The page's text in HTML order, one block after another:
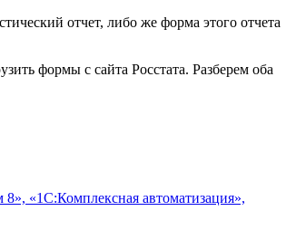
отчет, либо же форма этого отчета
формы с сайта Росстата. Разберем оба
«1С:Комплексная автоматизация»,